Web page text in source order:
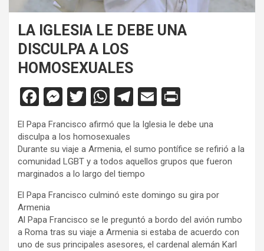
LA IGLESIA LE DEBE UNA
DISCULPA A LOS
HOMOSEXUALES
F
a
ce
b
o
o
k
M
es
se
n
g
er
T
wi
tt
er
W
h
at
s
A
p
T
el
e
gr
a
m
E
m
ail
in
tF
ri
e
n
y
El Papa Francisco afirmó que la Iglesia le debe una
disculpa a los homosexuales
Durante su viaje a Armenia, el sumo pontífice se refirió a la
comunidad LGBT y a todos aquellos grupos que fueron
marginados a lo largo del tiempo
El Papa Francisco culminó este domingo su gira por
Armenia
Al Papa Francisco se le preguntó a bordo del avión rumbo
a Roma tras su viaje a Armenia si estaba de acuerdo con
uno de sus principales asesores, el cardenal alemán Karl